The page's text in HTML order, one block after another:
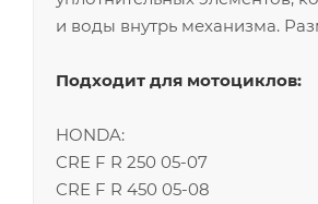
и воды внутрь механизма.
Подходит для мотоциклов:
HONDA:
CRE F R 250 05-07
CRE F R 450 05-08